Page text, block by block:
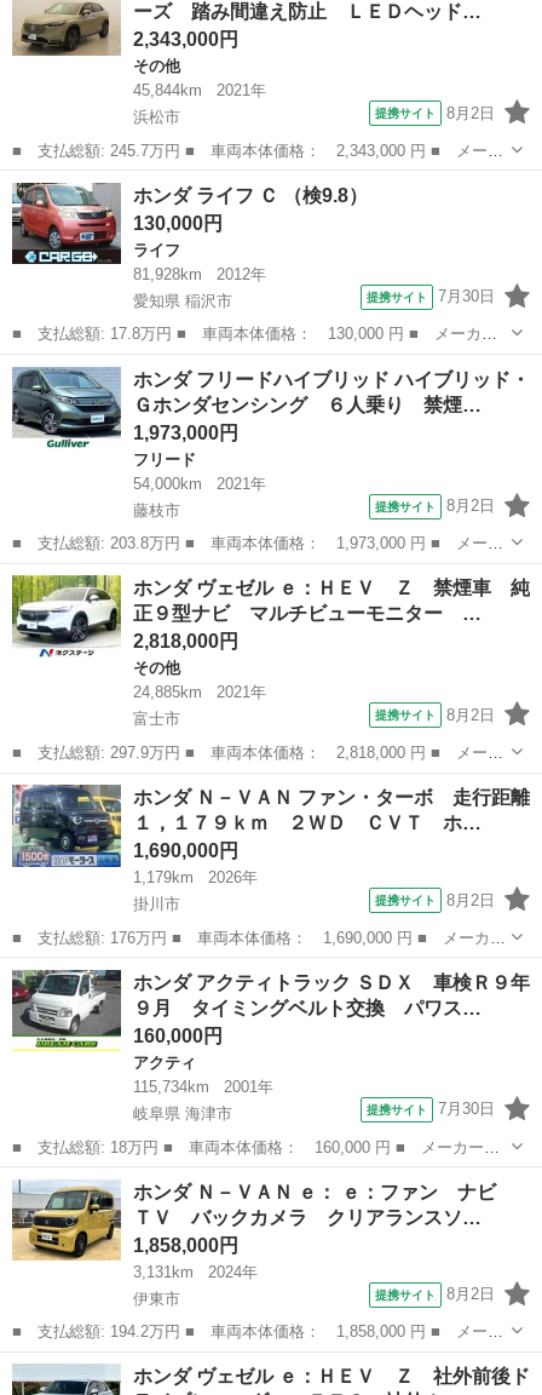
純正８型ナビ...
ーズ 踏み間違え防止 ＬＥＤヘッド…
2,343,000円
その他
45,844km
2021年
浜松市
提携サイト 8月2日
■ 支払総額: 245.7万円 ■ 車両本体価格： 2,343,000 円 ■ メーカ
ー名： ホンダ ■ 車種名： ヴェゼル ■ グレード名： ｅ：ＨＥ
Ｖ Ｚ オートクルーズ 踏み間違え防止 ＬＥＤヘッドライ Ｗエ
アＢ ス...
静岡 浜松市 その他
ホンダ ライフ Ｃ （検9.8）
130,000円
ライフ
81,928km
2012年
愛知県 稲沢市
提携サイト 7月30日
■ 支払総額: 17.8万円 ■ 車両本体価格： 130,000 円 ■ メーカー
名： ホンダ ■ 車種名： ライフ ■ グレード名： Ｃ ■ 排気
量： 660cc ■ ドア枚数： 5D ■ ミッション： AT4速 ■ 店...
愛知 稲沢市 ライフ
ホンダ フリードハイブリッド ハイブリッド・
Ｇホンダセンシング ６人乗り 禁煙…
1,973,000円
フリード
54,000km
2021年
藤枝市
提携サイト 8月2日
■ 支払総額: 203.8万円 ■ 車両本体価格： 1,973,000 円 ■ メーカ
ー名： ホンダ ■ 車種名： フリードハイブリッド ■ グレード
名： ハイブリッド・Ｇホンダセンシング ６人乗り 禁煙車 前後
ドラレコ ...
静岡 藤枝市 フリード
ホンダ ヴェゼル ｅ：ＨＥＶ Ｚ 禁煙車 純
正９型ナビ マルチビューモニター …
2,818,000円
その他
24,885km
2021年
富士市
提携サイト 8月2日
■ 支払総額: 297.9万円 ■ 車両本体価格： 2,818,000 円 ■ メーカ
ー名： ホンダ ■ 車種名： ヴェゼル ■ グレード名： ｅ：ＨＥ
Ｖ Ｚ 禁煙車 純正９型ナビ マルチビューモニター ホンダセン
シング ...
静岡 富士市 その他
ホンダ Ｎ－ＶＡＮ ファン・ターボ 走行距離
１，１７９ｋｍ ２ＷＤ ＣＶＴ ホ…
1,690,000円
1,179km
2026年
掛川市
提携サイト 8月2日
■ 支払総額: 176万円 ■ 車両本体価格： 1,690,000 円 ■ メーカー
名： ホンダ ■ 車種名： Ｎ－ＶＡＮ ■ グレード名： ファン・
ターボ 走行距離１，１７９ｋｍ ２ＷＤ ＣＶＴ ホンダセンシン
グ ＬＥＤ...
静岡 掛川市 ホンダ
ホンダ アクティトラック ＳＤＸ 車検Ｒ９年
９月 タイミングベルト交換 パワス…
160,000円
アクティ
115,734km
2001年
岐阜県 海津市
提携サイト 7月30日
■ 支払総額: 18万円 ■ 車両本体価格： 160,000 円 ■ メーカー
名： ホンダ ■ 車種名： アクティトラック ■ グレード名： Ｓ
ＤＸ 車検Ｒ９年９月 タイミングベルト交換 パワステ エアバッ
ク ■ 排気量：...
岐阜 海津市 アクティ
ホンダ Ｎ－ＶＡＮ ｅ： ｅ：ファン ナビ
ＴＶ バックカメラ クリアランスソ…
1,858,000円
3,131km
2024年
伊東市
提携サイト 8月2日
■ 支払総額: 194.2万円 ■ 車両本体価格： 1,858,000 円 ■ メーカ
ー名： ホンダ ■ 車種名： Ｎ－ＶＡＮ ｅ： ■ グレード名：
ｅ：ファン ナビ ＴＶ バックカメラ クリアランスソナー アダ
静岡 伊東市 ホンダ
ホンダ ヴェゼル ｅ：ＨＥＶ Ｚ 社外前後ド